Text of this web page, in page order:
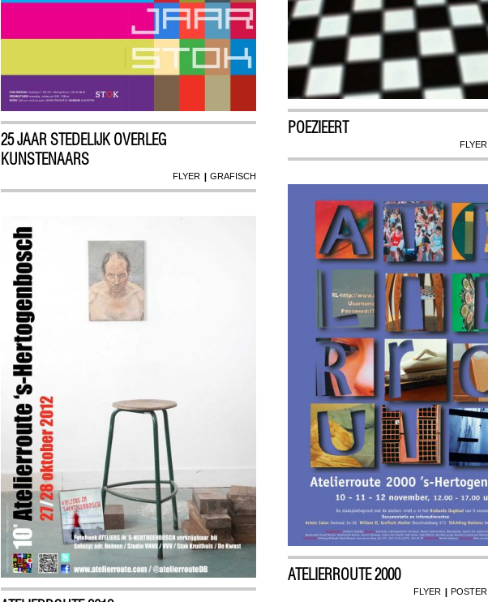
POEZIEERT
FLYER
25 JAAR STEDELIJK OVERLEG
KUNSTENAARS
FLYER | GRAFISCH
ATELIERROUTE 2000
FLYER | POSTER